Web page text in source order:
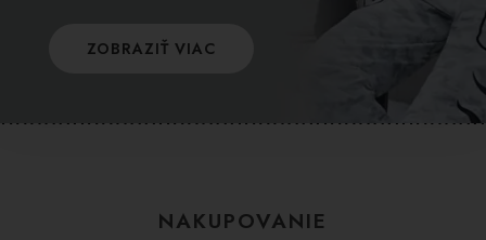
ZOBRAZIŤ VIAC
NAKUPOVANIE